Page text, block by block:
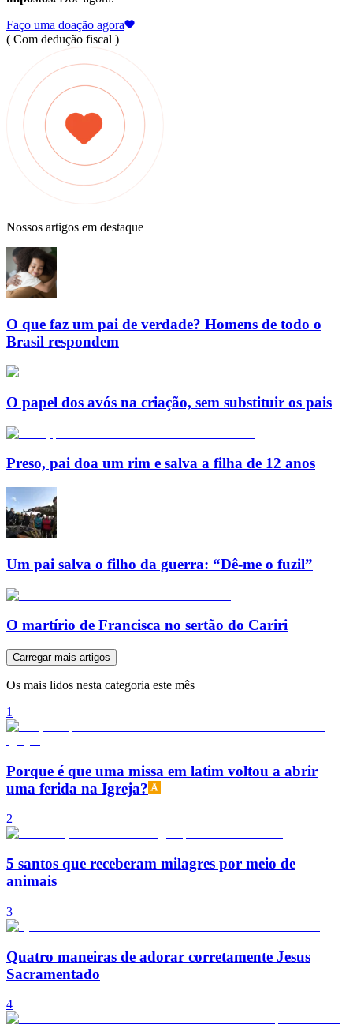
Faço uma doação agora
( Com dedução fiscal )
Nossos artigos em destaque
O que faz um pai de verdade? Homens de todo o
Brasil respondem
O papel dos avós na criação, sem substituir os pais
Preso, pai doa um rim e salva a filha de 12 anos
Um pai salva o filho da guerra: “Dê-me o fuzil”
O martírio de Francisca no sertão do Cariri
Carregar mais artigos
Os mais lidos nesta categoria este mês
1
Porque é que uma missa em latim voltou a abrir
uma ferida na Igreja?
2
5 santos que receberam milagres por meio de
animais
3
Quatro maneiras de adorar corretamente Jesus
Sacramentado
4